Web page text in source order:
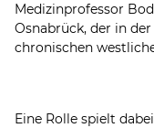
Medizinprofessor
Osnabrück, der in
chronischen
Eine Rolle spielt